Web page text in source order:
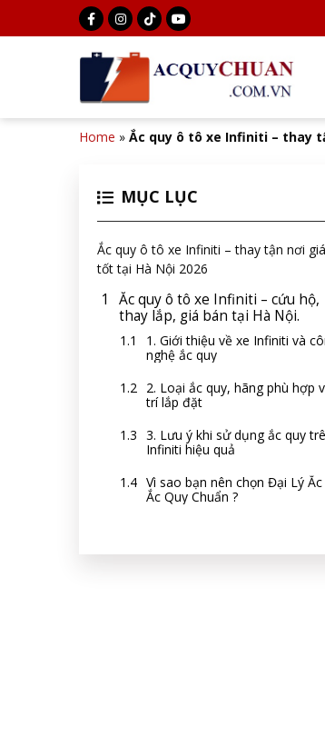
Home » Ắc quy ô tô xe Infiniti – thay
MỤC LỤC
Ắc quy ô tô xe Infiniti – thay tận nơi
tốt tại Hà Nội 2026
Ắc quy ô tô xe Infiniti – cứu hộ,
thay lắp, giá bán tại Hà Nội.
1. Giới thiệu về xe Infiniti và
nghệ ắc quy
2. Loại ắc quy, hãng phù hợp
trí lắp đặt
3. Lưu ý khi sử dụng ắc quy
Infiniti hiệu quả
Vì sao bạn nên chọn Đại Lý
Ắc Quy Chuẩn ?